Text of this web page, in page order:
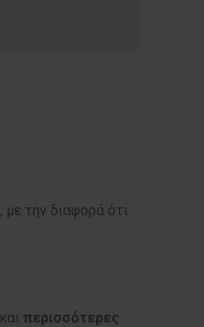
την διαφορά ότι
περισσότερες